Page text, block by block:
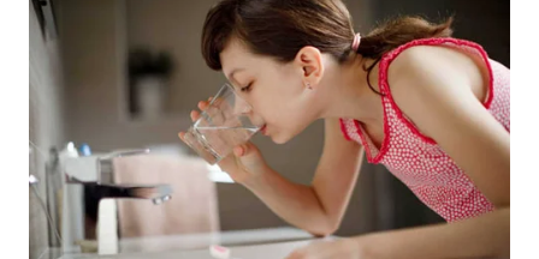
LABUHANBATU
TENGAH
WN DELI
SERDANG